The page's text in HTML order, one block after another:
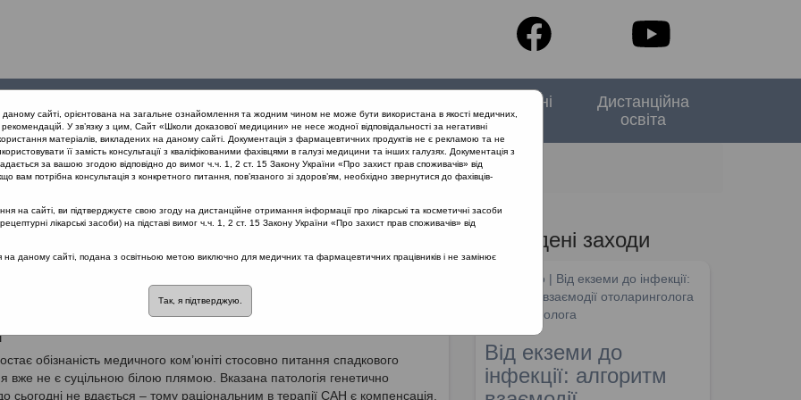
заходи
проекту
Спеціальні
випуски
Дистанційна
освіта
системи
для лікування та коротко- і довгострокової профілактики САН
як універсальний
та коротко- і
САН
обізнаність медичного ком’юніті стосовно питання спадкового
не є суцільною білою плямою. Вказана патологія генетично
сьогодні не вдається – тому раціональним в терапії САН є компенсація,
Проведені заходи
SHDM.info | Від екземи до інфекції:
алгоритм взаємодії отоларинголога
та дерматолога
Від екземи до
інфекції: алгоритм
даному сайті, орієнтована на загальне ознайомлення та жодним чином не може бути використана в якості медичних,
У зв’язку з цим, Сайт «Школи доказової медицини» не несе жодної відповідальності за негативні
матеріалів, викладених на даному сайті. Документація з фармацевтичних продуктів не є рекламою та не
її замість консультації з кваліфікованими фахівцями в галузі медицини та інших галузях. Документація з
за вашою згодою відповідно до вимог ч.ч. 1, 2 ст. 15 Закону України «Про захист прав споживачів» від
потрібна консультація з конкретного питання, пов’язаного зі здоров’ям, необхідно звернутися до фахівців-
на сайті, ви підтверджуєте свою згоду на дистанційне отримання інформації про лікарські та косметичні засоби
лікарські засоби) на підставі вимог ч.ч. 1, 2 ст. 15 Закону України «Про захист прав споживачів» від
на даному сайті, подана з освітньою метою виключно для медичних та фармацевтичних працівників і не замінює
Так, я підтверджую.